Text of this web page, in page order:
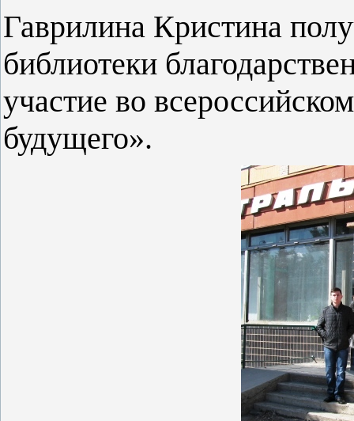
Гаврилина Кристина
библиотеки
участие во
будущего».